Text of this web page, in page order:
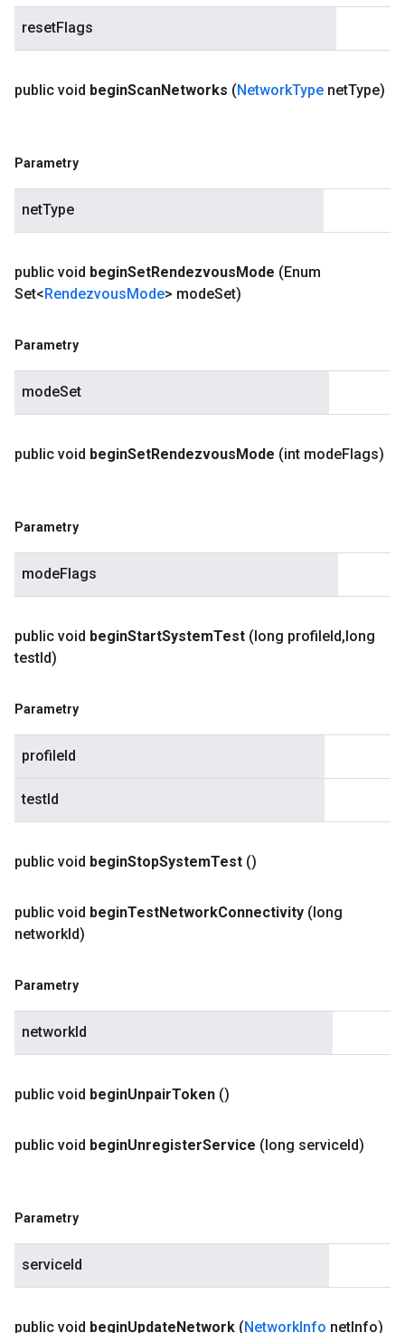
resetFlags
public void beginScanNetworks (NetworkType netType)
Parametry
netType
public void beginSetRendezvousMode (Enum
Set<RendezvousMode> modeSet)
Parametry
modeSet
public void beginSetRendezvousMode (int modeFlags)
Parametry
modeFlags
public void beginStartSystemTest (long profileId,long
testId)
Parametry
profileId
testId
public void beginStopSystemTest ()
public void beginTestNetworkConnectivity (long
networkId)
Parametry
networkId
public void beginUnpairToken ()
public void beginUnregisterService (long serviceId)
Parametry
serviceId
public void beginUpdateNetwork (NetworkInfo netInfo)